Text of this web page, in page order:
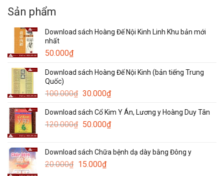
Sản phẩm
Download sách Hoàng Đế Nội Kinh Linh Khu bản mới
nhất
50.000₫
Download sách Hoàng Đế Nội Kinh (bản tiếng Trung
Quốc)
100.000₫ Giá
là:
100.000₫.
30.000₫Giá
tại
là:
Download sách Cổ Kim Y Án, Lương y Hoàng Duy Tân
120.000₫ Giá
120.000₫.
50.000₫Giá
là:
Download sách Chữa bệnh dạ dày bằng Đông y
20.000₫ Giá
15.000₫Giá